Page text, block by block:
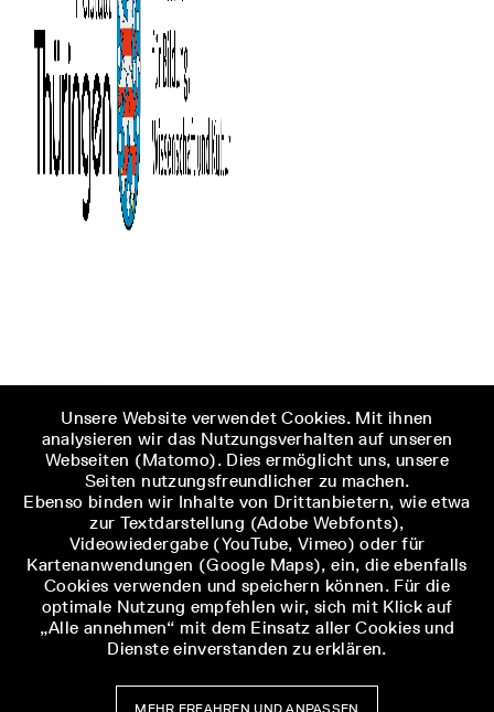
Unsere Website verwendet Cookies. Mit ihnen
analysieren wir das Nutzungsverhalten auf unseren
Webseiten (Matomo). Dies ermöglicht uns, unsere
Seiten nutzungsfreundlicher zu machen.
Ebenso binden wir Inhalte von Drittanbietern, wie etwa
zur Textdarstellung (Adobe Webfonts),
Videowiedergabe (YouTube, Vimeo) oder für
Kartenanwendungen (Google Maps), ein, die ebenfalls
Cookies verwenden und speichern können. Für die
optimale Nutzung empfehlen wir, sich mit Klick auf
„Alle annehmen“ mit dem Einsatz aller Cookies und
Dienste einverstanden zu erklären.
MEHR ERFAHREN UND ANPASSEN